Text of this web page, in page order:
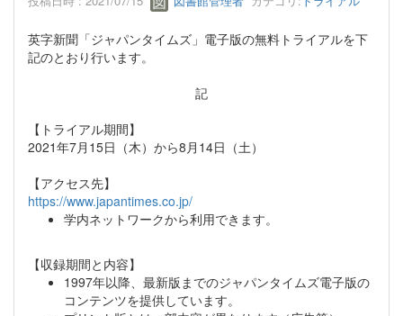
英字新聞「ジャパンタイムズ」電子版の無料トライアルを下
記のとおり行います。
記
【トライアル期間】
2021年7月15日（木）から8月14日（土）
【アクセス先】
https://www.japantimes.co.jp/
学内ネットワークから利用できます。
【収録期間と内容】
1997年以降、最新版までのジャパンタイムズ電子版の
コンテンツを提供しています。